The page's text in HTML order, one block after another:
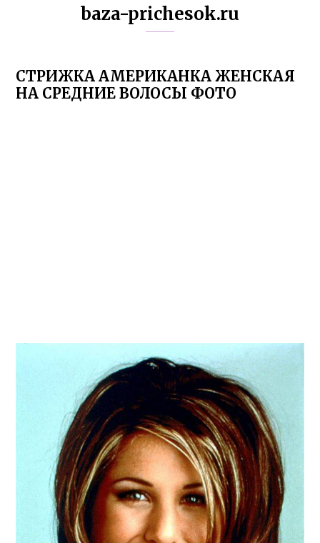
baza-prichesok.ru
СТРИЖКА АМЕРИКАНКА ЖЕНСКАЯ
НА СРЕДНИЕ ВОЛОСЫ ФОТО